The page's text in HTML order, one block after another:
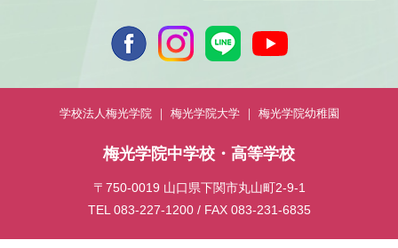
学校法人梅光学院 梅光学院大学 梅光学院幼稚園
梅光学院中学校・高等学校
〒750-0019 山口県下関市丸山町2-9-1
TEL 083-227-1200 / FAX 083-231-6835